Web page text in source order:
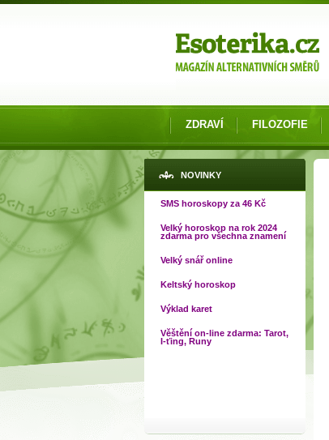
ZDRAVÍ FILOZOFIE
NOVINKY
SMS horoskopy za 46 Kč
Velký horoskop na rok 2024
zdarma pro všechna znamení
Velký snář online
Keltský horoskop
Výklad karet
Věštění on-line zdarma: Tarot,
I-ťing, Runy